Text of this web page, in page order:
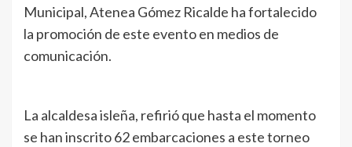
Municipal, Atenea Gómez Ricalde ha fortalecido
la promoción de este evento en medios de
comunicación.
La alcaldesa isleña, refirió que hasta el momento
se han inscrito 62 embarcaciones a este torneo